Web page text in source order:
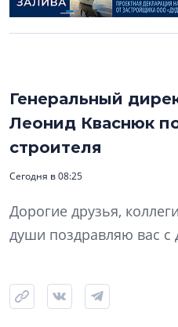
Генеральный
Леонид Кваснюк
строителя
Сегодня в 08:25
Дорогие друзья,
души поздравляю вас с